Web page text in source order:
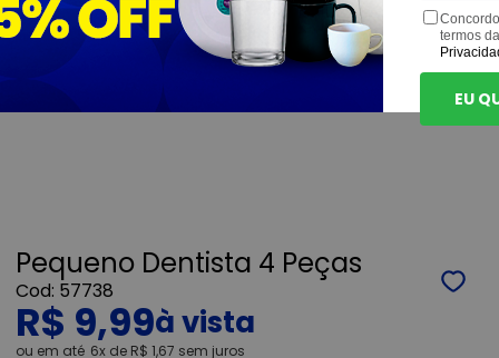
Pequeno Dentista 4 Peças
57738
R$ 9,99
ou 6x de R$ 1,67 sem juros
termos
EU